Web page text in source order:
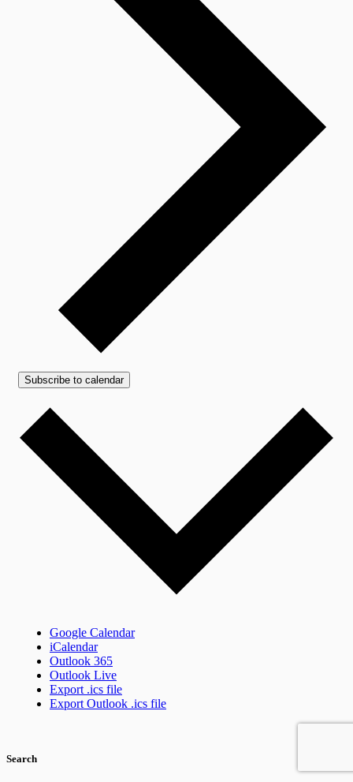
Subscribe to calendar
Google Calendar
iCalendar
Outlook 365
Outlook Live
Export .ics file
Export Outlook .ics file
Search